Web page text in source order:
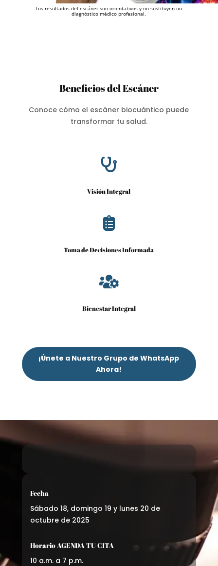
Los resultados del escáner son orientativos y no sustituyen un
diagnóstico médico profesional.
Beneficios del Escáner
Conoce cómo el escáner biocuántico puede
transformar tu salud.

Visión Integral

Toma de Decisiones Informada

Bienestar Integral
¡Únete a Nuestro Grupo de WhatsApp
Ahora!
Fecha
Sábado 18, domingo 19 y lunes 20 de
octubre de 2025
Horario AGENDA TU CITA
10 a.m. a 7 p.m.